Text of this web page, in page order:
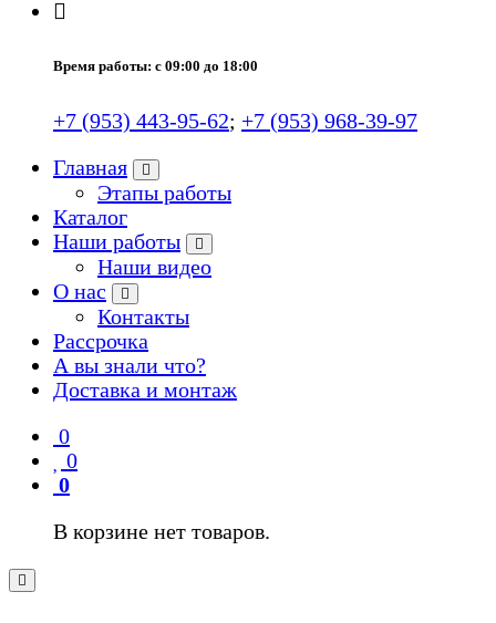
Время работы: с 09:00 до 18:00
+7 (953) 443-95-62; +7 (953) 968-39-97
Главная
Этапы работы
Каталог
Наши работы
Наши видео
О нас
Контакты
Рассрочка
А вы знали что?
Доставка и монтаж
0
0
0
В корзине нет товаров.